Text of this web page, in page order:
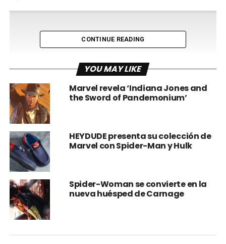
Pero este julio, los héroes contraatacarán en las páginas
de Fantastic Four #1. El relanzamiento llega justo a tiempo
para “Los Cuatro Fantásticos: Primeros Pasos” de Marvel
Studios y, según
de viajes en el tiempo.
El comunicado explica:
enviados a diferentes eras de la historia de la Tierra“.“.
CONTINUE READING
YOU MAY LIKE
Marvel revela ‘Indiana Jones and
the Sword of Pandemonium’
HEYDUDE presenta su colección de
Marvel con Spider-Man y Hulk
Spider-Woman se convierte en la
nueva huésped de Carnage